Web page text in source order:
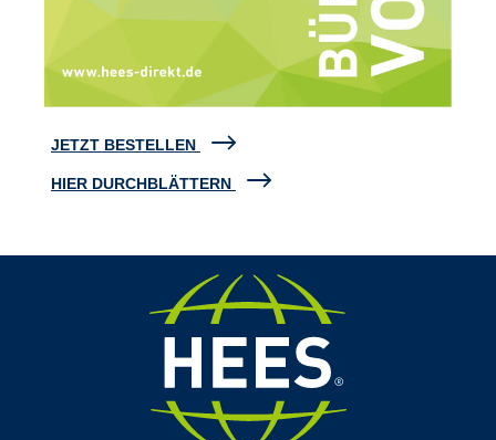
JETZT BESTELLEN
HIER DURCHBLÄTTERN